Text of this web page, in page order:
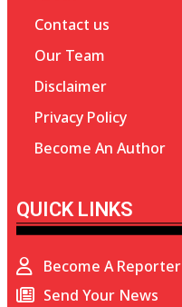
Contact us
Our Team
Disclaimer
Privacy Policy
Become An Author
QUICK LINKS
Become A Reporter
Send Your News